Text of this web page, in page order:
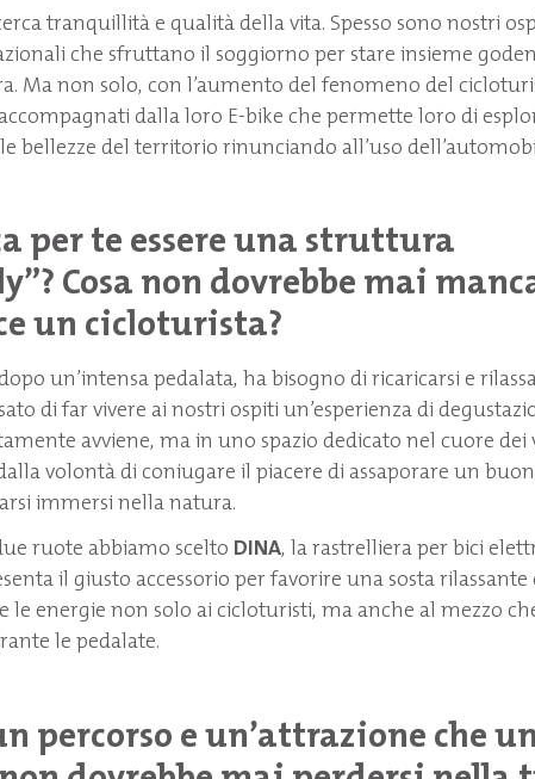
tranquillità e qualità della vita. Spesso sono nostri
che sfruttano il soggiorno per stare insieme
Ma non solo, con l’aumento del fenomeno del
dalla loro E-bike che permette loro di
bellezze del territorio rinunciando all’uso
per te essere una struttura
Cosa non dovrebbe mai
un cicloturista?
un’intensa pedalata, ha bisogno di ricaricarsi e
di far vivere ai nostri ospiti un’esperienza di
avviene, ma in uno spazio dedicato nel cuore dei
volontà di coniugare il piacere di assaporare un
immersi nella natura.
ruote abbiamo scelto DINA, la rastrelliera per bici
il giusto accessorio per favorire una sosta rilassante
le energie non solo ai cicloturisti, ma anche al mezzo
le pedalate.
percorso e un’attrazione che un